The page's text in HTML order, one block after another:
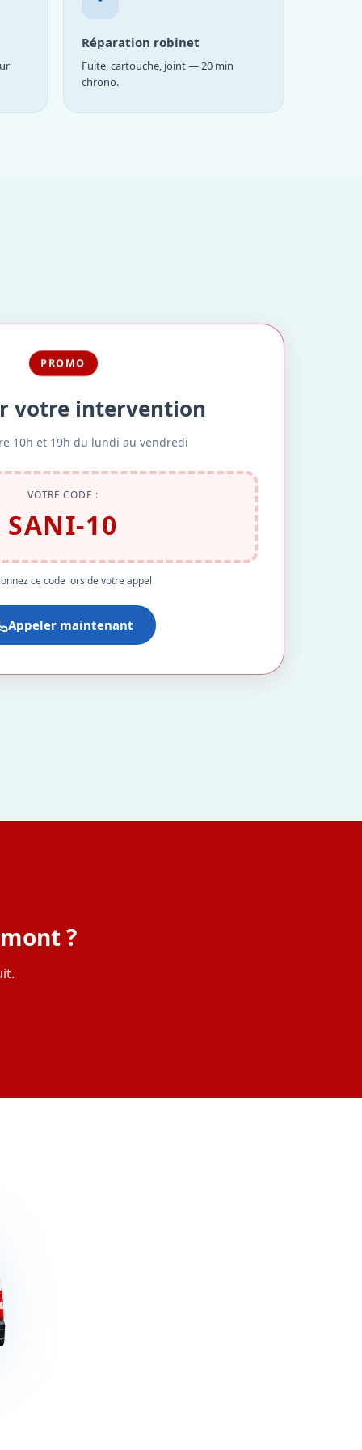
Réparation robinet
Fuite, cartouche, joint — 20 min
chrono.
PROMO
votre intervention
10h et 19h du lundi au vendredi
VOTRE CODE :
SANI-10
ce code lors de votre appel
Appeler maintenant
?